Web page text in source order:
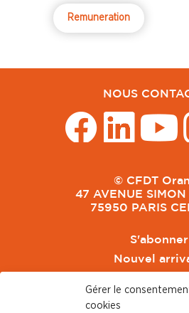
Gérer le
cookies
Remuneration
NOUS
© CFDT
47 AVENUE
75950 PARIS
S'abonner
Nouvel